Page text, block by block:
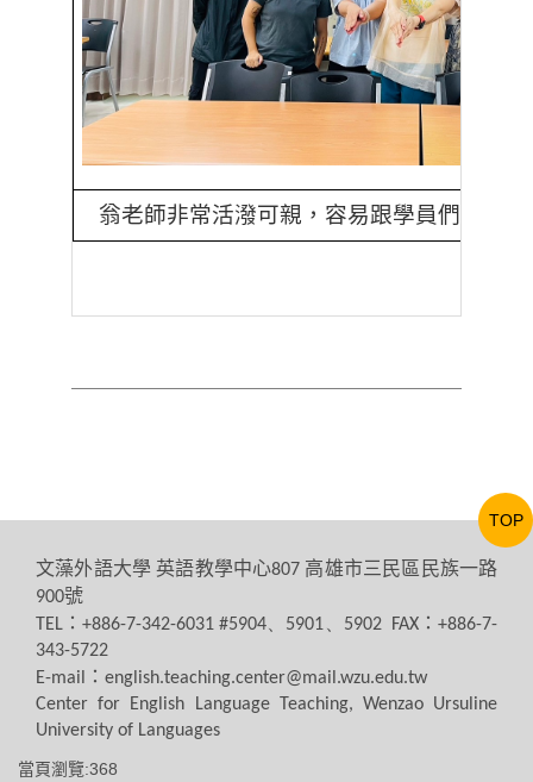
翁老師非常活潑可親，容易跟學員們打成
文藻外語大學 英語教學中心807 高雄市三民區民族一路
900號
TEL ：+886-7-342-6031 #5904、5901、5902 FAX：+886-7-
343-5722
E-mail
： english.teaching.center@mail.wzu.edu.tw
Center for English Language Teaching, Wenzao Ursuline
University of Languages
當頁瀏覽:368
TOP